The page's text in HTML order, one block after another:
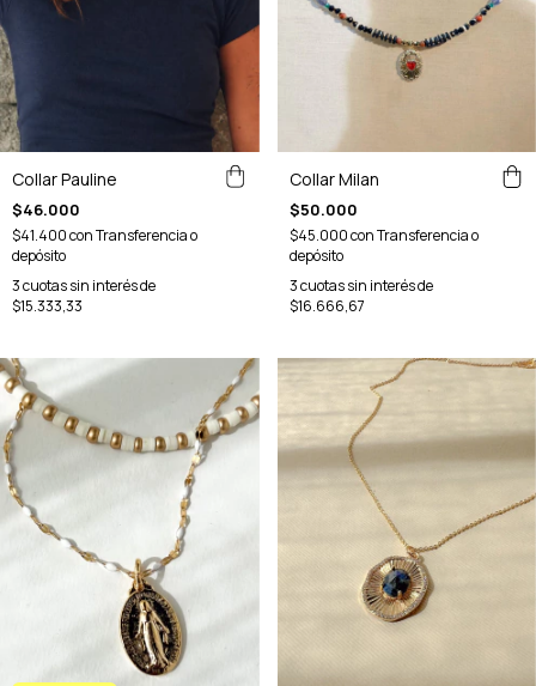
Collar Pauline
$46.000
$41.400conTransferencia o
depósito
3cuotas sin interés de
$15.333,33
Collar Milan
$50.000
$45.000conTransferencia o
depósito
3cuotas sin interés de
$16.666,67